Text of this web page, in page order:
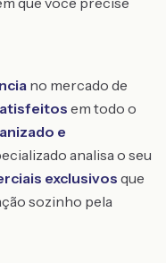
no mercado de
em todo o
e
analisa o seu
exclusivos que
sozinho pela